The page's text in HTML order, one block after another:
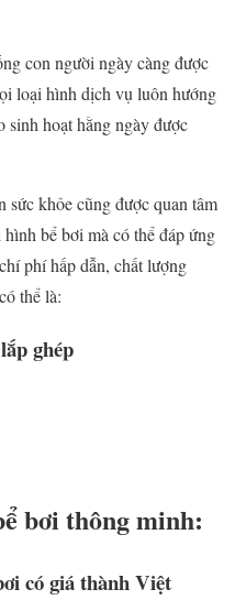
con người ngày càng được
loại hình dịch vụ luôn hướng
sinh hoạt hằng ngày được
sức khỏe cũng được quan tâm
bể bơi mà có thể đáp ứng
phí hấp dẫn, chất lượng
thể là:
ghép
bơi thông minh:
có giá thành Việt